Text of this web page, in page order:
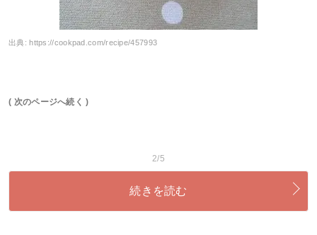
出典: https://cookpad.com/recipe/457993
( 次のページへ続く )
2/5
続きを読む